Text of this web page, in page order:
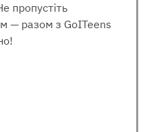
пропустіть
— разом з GoITeens